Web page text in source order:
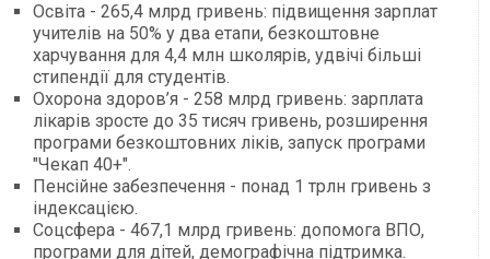
Освіта - 265,4 млрд гривень: підвищення зарплат
учителів на 50% у два етапи, безкоштовне
харчування для 4,4 млн школярів, удвічі більші
стипендії для студентів.
Охорона здоров’я - 258 млрд гривень: зарплата
лікарів зросте до 35 тисяч гривень, розширення
програми безкоштовних ліків, запуск програми
"Чекап 40+".
Пенсійне забезпечення - понад 1 трлн гривень з
індексацією.
Соцсфера - 467,1 млрд гривень: допомога ВПО,
програми для дітей, демографічна підтримка.